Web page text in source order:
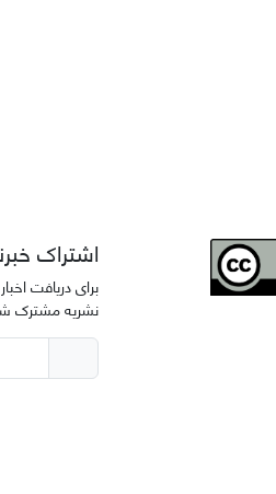
اشتراک
برای دریافت
نشریه مشترک